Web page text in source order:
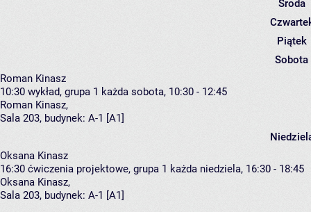
Środa
Piątek
Sobota
Roman Kinasz
10:30 wykład, grupa 1 każda sobota, 10:30 - 12:45
Roman Kinasz,
Sala 203, budynek: A-1 [A1]
Oksana Kinasz
16:30 ćwiczenia projektowe, grupa 1 każda niedziela, 16:30 - 18:45
Oksana Kinasz,
Sala 203, budynek: A-1 [A1]